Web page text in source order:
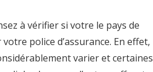
à vérifier si votre le pays de
police d’assurance. En effet,
varier et certaines